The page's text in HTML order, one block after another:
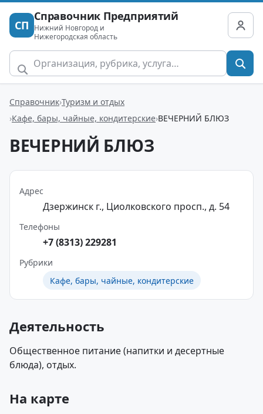
СП
Справочник Предприятий
Нижний Новгород и
Нижегородская область
Справочник Туризм и отдых
Кафе, бары, чайные, кондитерские ВЕЧЕРНИЙ БЛЮЗ
ВЕЧЕРНИЙ БЛЮЗ
Адрес
Дзержинск г., Циолковского просп., д. 54
Телефоны
+7 (8313) 229281
Рубрики
Кафе, бары, чайные, кондитерские
Деятельность
Общественное питание (напитки и десертные
блюда), отдых.
На карте